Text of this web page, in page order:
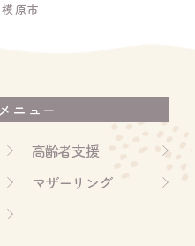
原市
ニュー
高齢者支援
マザーリング